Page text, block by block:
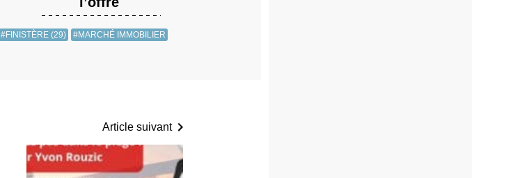
#FINISTÈRE (29) #MARCHÉ IMMOBILIER
Article suivant